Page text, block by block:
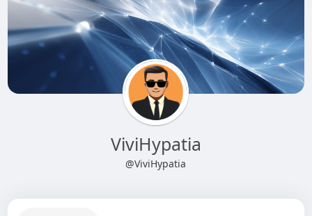
ViviHypatia
@ViviHypatia